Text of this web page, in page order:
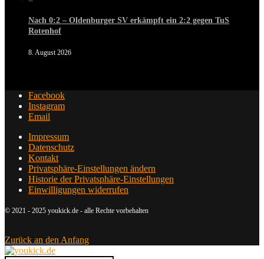
Nach 0:2 – Oldenburger SV erkämpft ein 2:2 gegen TuS
Rotenhof
8. August 2026
Facebook
Instagram
Email
Impressum
Datenschutz
Kontakt
Privatsphäre-Einstellungen ändern
Historie der Privatsphäre-Einstellungen
Einwilligungen widerrufen
© 2021 - 2025 youkick.de - alle Rechte vorbehalten
Zurück an den Anfang